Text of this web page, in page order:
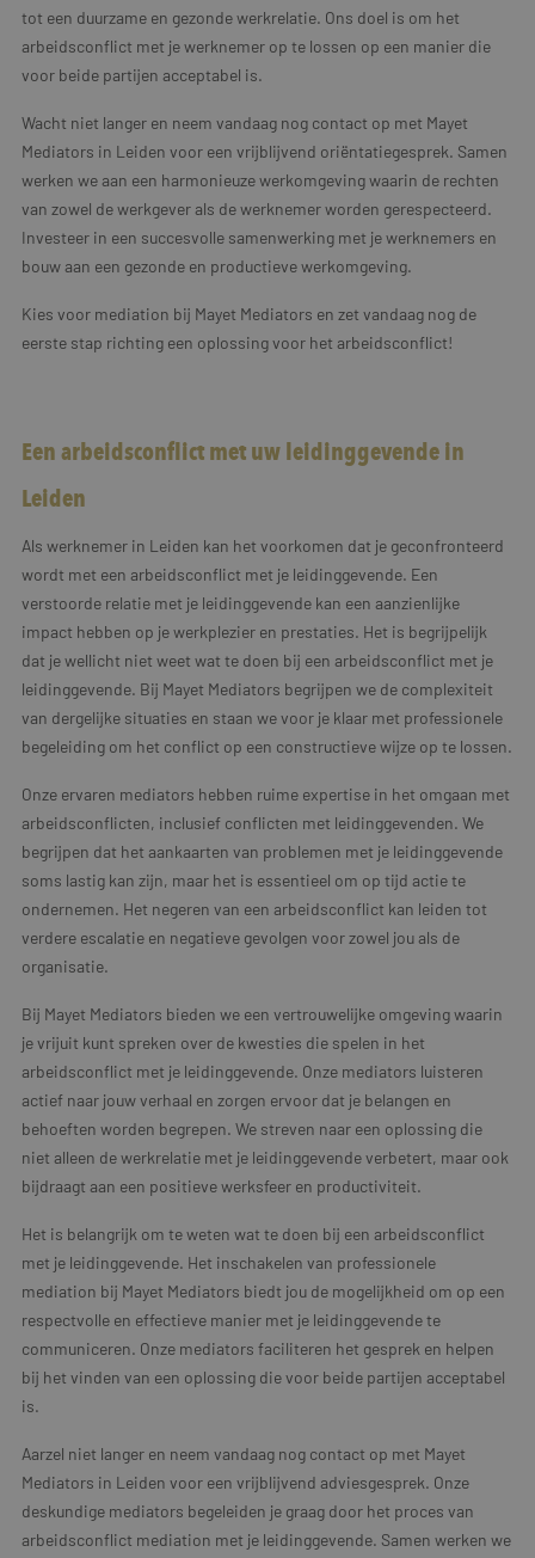
tot een duurzame en gezonde werkrelatie. Ons doel is om het
arbeidsconflict met je werknemer op te lossen op een manier die
voor beide partijen acceptabel is.
Wacht niet langer en neem vandaag nog contact op met Mayet
Mediators in Leiden voor een vrijblijvend oriëntatiegesprek. Samen
werken we aan een harmonieuze werkomgeving waarin de rechten
van zowel de werkgever als de werknemer worden gerespecteerd.
Investeer in een succesvolle samenwerking met je werknemers en
bouw aan een gezonde en productieve werkomgeving.
Kies voor mediation bij Mayet Mediators en zet vandaag nog de
eerste stap richting een oplossing voor het arbeidsconflict!
Een arbeidsconflict met uw leidinggevende in
Leiden
Als werknemer in Leiden kan het voorkomen dat je geconfronteerd
wordt met een arbeidsconflict met je leidinggevende. Een
verstoorde relatie met je leidinggevende kan een aanzienlijke
impact hebben op je werkplezier en prestaties. Het is begrijpelijk
dat je wellicht niet weet wat te doen bij een arbeidsconflict met je
leidinggevende. Bij Mayet Mediators begrijpen we de complexiteit
van dergelijke situaties en staan we voor je klaar met professionele
begeleiding om het conflict op een constructieve wijze op te lossen.
Onze ervaren mediators hebben ruime expertise in het omgaan met
arbeidsconflicten, inclusief conflicten met leidinggevenden. We
begrijpen dat het aankaarten van problemen met je leidinggevende
soms lastig kan zijn, maar het is essentieel om op tijd actie te
ondernemen. Het negeren van een arbeidsconflict kan leiden tot
verdere escalatie en negatieve gevolgen voor zowel jou als de
organisatie.
Bij Mayet Mediators bieden we een vertrouwelijke omgeving waarin
je vrijuit kunt spreken over de kwesties die spelen in het
arbeidsconflict met je leidinggevende. Onze mediators luisteren
actief naar jouw verhaal en zorgen ervoor dat je belangen en
behoeften worden begrepen. We streven naar een oplossing die
niet alleen de werkrelatie met je leidinggevende verbetert, maar ook
bijdraagt aan een positieve werksfeer en productiviteit.
Het is belangrijk om te weten wat te doen bij een arbeidsconflict
met je leidinggevende. Het inschakelen van professionele
mediation bij Mayet Mediators biedt jou de mogelijkheid om op een
respectvolle en effectieve manier met je leidinggevende te
communiceren. Onze mediators faciliteren het gesprek en helpen
bij het vinden van een oplossing die voor beide partijen acceptabel
is.
Aarzel niet langer en neem vandaag nog contact op met Mayet
Mediators in Leiden voor een vrijblijvend adviesgesprek. Onze
deskundige mediators begeleiden je graag door het proces van
arbeidsconflict mediation met je leidinggevende. Samen werken we